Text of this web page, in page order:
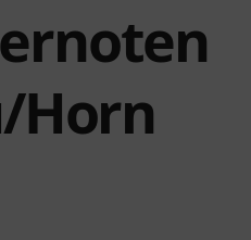
Horn